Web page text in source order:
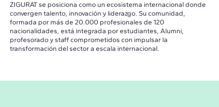
ZIGURAT se posiciona como un ecosistema internacional donde
convergen talento, innovación y liderazgo. Su comunidad,
formada por más de 20.000 profesionales de 120
nacionalidades, está integrada por estudiantes, Alumni,
profesorado y staff comprometidos con impulsar la
transformación del sector a escala internacional.